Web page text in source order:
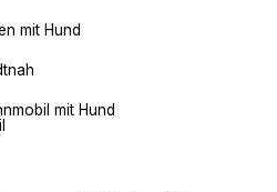
mit Hund
mit Hund